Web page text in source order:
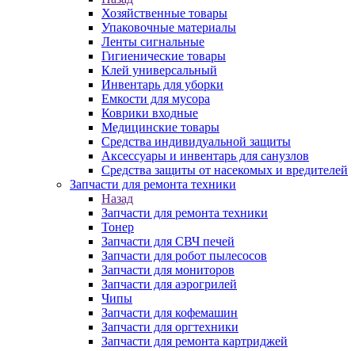
Хозяйственные товары
Упаковочные материалы
Ленты сигнальные
Гигиенические товары
Клей универсальный
Инвентарь для уборки
Емкости для мусора
Коврики входные
Медицинские товары
Средства индивидуальной защиты
Аксессуары и инвентарь для санузлов
Средства защиты от насекомых и вредителей
Запчасти для ремонта техники
Назад
Запчасти для ремонта техники
Тонер
Запчасти для СВЧ печей
Запчасти для робот пылесосов
Запчасти для мониторов
Запчасти для аэрогрилей
Чипы
Запчасти для кофемашин
Запчасти для оргтехники
Запчасти для ремонта картриджей